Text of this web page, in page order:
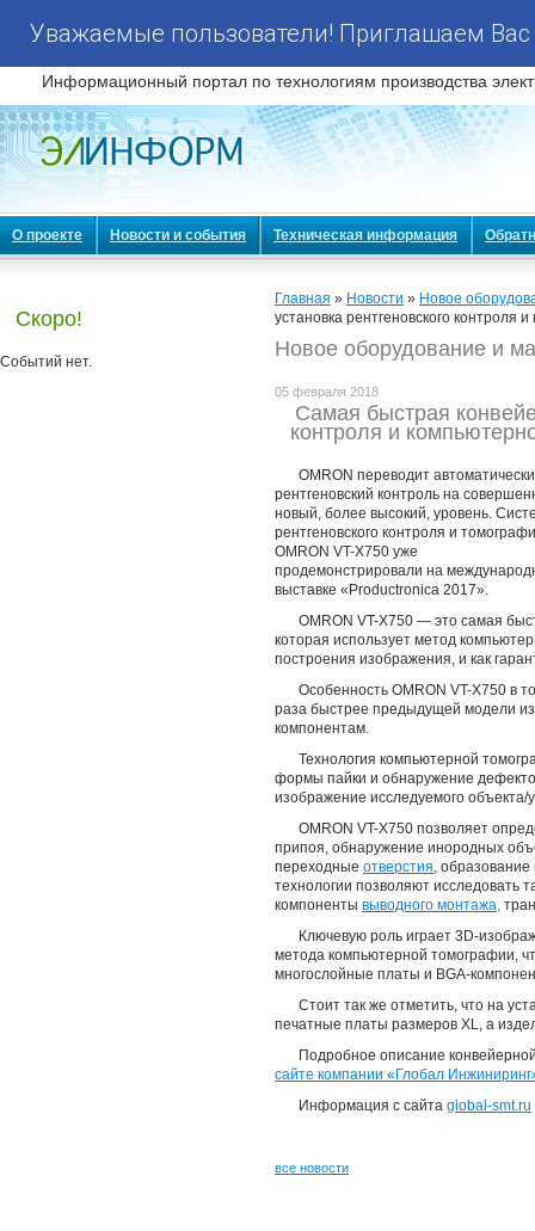
Уважаемые пользователи! Приглашаем
Информационный портал по технологиям производства
О проекте Новости и события Техническая информация
Скоро!
Событий нет.
Главная » Новости » Новое
установка рентгеновского контроля
Новое оборудование и
05 февраля 2018
Самая быстрая
контроля и
OMRON переводит
рентгеновский контроль на
новый, более высокий, уровень.
рентгеновского контроля и
OMRON VT-X750 уже
продемонстрировали на
выставке «Productronica 2017».
OMRON VT-X750 — это самая
которая использует метод
построения изображения, и как
Особенность OMRON VT-X750 в
раза быстрее предыдущей модели
компонентам.
Технология компьютерной
формы пайки и обнаружение
изображение исследуемого объекта/
OMRON VT-X750 позволяет
припоя, обнаружение инородных
переходные отверстия,
технологии позволяют исследовать
компоненты выводного монтажа,
Ключевую роль играет 3D-
метода компьютерной томографии,
многослойные платы и BGA-
Стоит так же отметить, что на
печатные платы размеров XL, а
Подробное описание
сайте компании «Глобал
Информация с сайта global-smt.ru
все новости